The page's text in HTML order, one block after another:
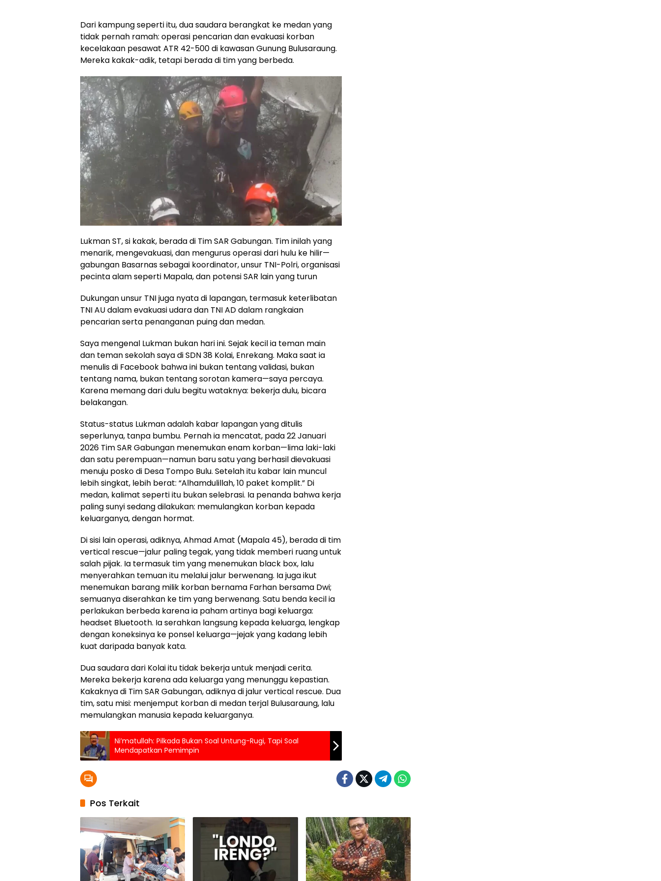
Dari kampung seperti itu, dua saudara berangkat ke medan yang
tidak pernah ramah: operasi pencarian dan evakuasi korban
kecelakaan pesawat ATR 42-500 di kawasan Gunung Bulusaraung.
Mereka kakak-adik, tetapi berada di tim yang berbeda.
Lukman ST, si kakak, berada di Tim SAR Gabungan. Tim inilah yang
menarik, mengevakuasi, dan mengurus operasi dari hulu ke hilir—
gabungan Basarnas sebagai koordinator, unsur TNI-Polri, organisasi
pecinta alam seperti Mapala, dan potensi SAR lain yang turun
Dukungan unsur TNI juga nyata di lapangan, termasuk keterlibatan
TNI AU dalam evakuasi udara dan TNI AD dalam rangkaian
pencarian serta penanganan puing dan medan.
Saya mengenal Lukman bukan hari ini. Sejak kecil ia teman main
dan teman sekolah saya di SDN 38 Kolai, Enrekang. Maka saat ia
menulis di Facebook bahwa ini bukan tentang validasi, bukan
tentang nama, bukan tentang sorotan kamera—saya percaya.
Karena memang dari dulu begitu wataknya: bekerja dulu, bicara
belakangan.
Status-status Lukman adalah kabar lapangan yang ditulis
seperlunya, tanpa bumbu. Pernah ia mencatat, pada 22 Januari
2026 Tim SAR Gabungan menemukan enam korban—lima laki-laki
dan satu perempuan—namun baru satu yang berhasil dievakuasi
menuju posko di Desa Tompo Bulu. Setelah itu kabar lain muncul
lebih singkat, lebih berat: “Alhamdulillah, 10 paket komplit.” Di
medan, kalimat seperti itu bukan selebrasi. Ia penanda bahwa kerja
paling sunyi sedang dilakukan: memulangkan korban kepada
keluarganya, dengan hormat.
Di sisi lain operasi, adiknya, Ahmad Amat (Mapala 45), berada di tim
vertical rescue—jalur paling tegak, yang tidak memberi ruang untuk
salah pijak. Ia termasuk tim yang menemukan black box, lalu
menyerahkan temuan itu melalui jalur berwenang. Ia juga ikut
menemukan barang milik korban bernama Farhan bersama Dwi;
semuanya diserahkan ke tim yang berwenang. Satu benda kecil ia
perlakukan berbeda karena ia paham artinya bagi keluarga:
headset Bluetooth. Ia serahkan langsung kepada keluarga, lengkap
dengan koneksinya ke ponsel keluarga—jejak yang kadang lebih
kuat daripada banyak kata.
Dua saudara dari Kolai itu tidak bekerja untuk menjadi cerita.
Mereka bekerja karena ada keluarga yang menunggu kepastian.
Kakaknya di Tim SAR Gabungan, adiknya di jalur vertical rescue. Dua
tim, satu misi: menjemput korban di medan terjal Bulusaraung, lalu
memulangkan manusia kepada keluarganya.
Ni’matullah: Pilkada Bukan Soal Untung-Rugi, Tapi Soal
Mendapatkan Pemimpin
Pos Terkait